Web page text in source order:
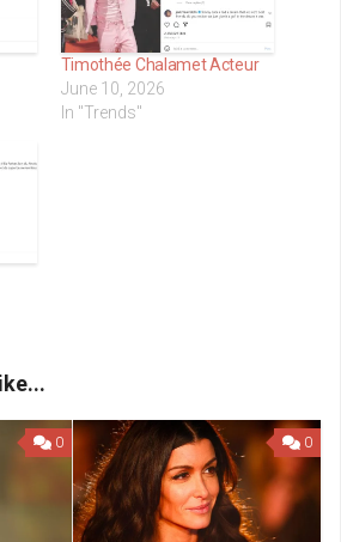
Timothée Chalamet Acteur
June 10, 2026
In "Trends"
0 0